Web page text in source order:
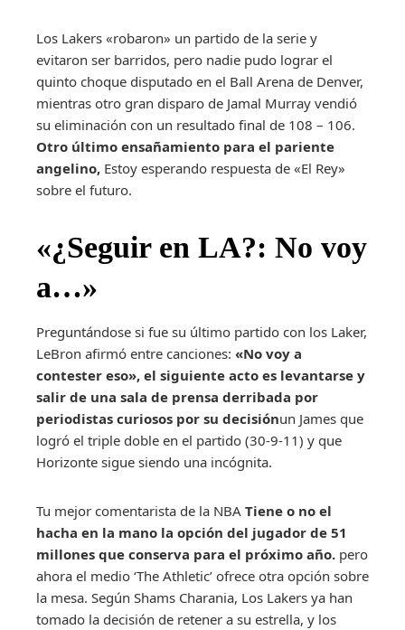
Los Lakers «robaron» un partido de la serie y
evitaron ser barridos, pero nadie pudo lograr el
quinto choque disputado en el Ball Arena de Denver,
mientras otro gran disparo de Jamal Murray vendió
su eliminación con un resultado final de 108 – 106.
Otro último ensañamiento para el pariente
angelino, Estoy esperando respuesta de «El Rey»
sobre el futuro.
«¿Seguir en LA?: No voy
a…»
Preguntándose si fue su último partido con los Laker,
LeBron afirmó entre canciones: «No voy a
contester eso», el siguiente acto es levantarse y
salir de una sala de prensa derribada por
periodistas curiosos por su decisiónun James que
logró el triple doble en el partido (30-9-11) y que
Horizonte sigue siendo una incógnita.
Tu mejor comentarista de la NBA Tiene o no el
hacha en la mano la opción del jugador de 51
millones que conserva para el próximo año. pero
ahora el medio ‘The Athletic’ ofrece otra opción sobre
la mesa. Según Shams Charania, Los Lakers ya han
tomado la decisión de retener a su estrella, y los